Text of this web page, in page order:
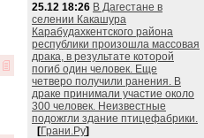
25.12 18:26 В Дагестане в
селении Какашура
Карабудахкентского района
республики произошла массовая
драка, в результате которой
погиб один человек. Еще
четверо получили ранения. В
драке принимали участие около
300 человек. Неизвестные
подожгли здание птицефабрики.
[Грани.Ру]